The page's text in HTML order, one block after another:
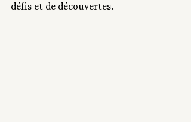
défis et de découvertes.